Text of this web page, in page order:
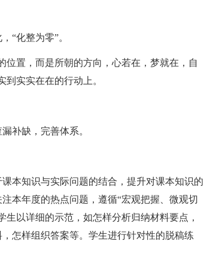
“化整为零”。
位置，而是所朝的方向，心若在，梦就在，自
实实在在的行动上。
补缺，完善体系。
本知识与实际问题的结合，提升对课本知识的
本年度的热点问题，遵循“宏观把握、微观切
以详细的示范，如怎样分析归纳材料要点，
怎样组织答案等。学生进行针对性的脱稿练